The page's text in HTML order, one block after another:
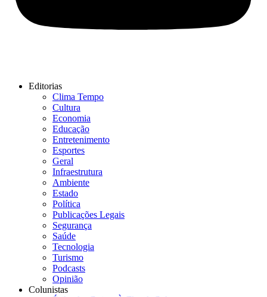
Editorias
Clima Tempo
Cultura
Economia
Educação
Entretenimento
Esportes
Geral
Infraestrutura
Ambiente
Estado
Política
Publicações Legais
Segurança
Saúde
Tecnologia
Turismo
Podcasts
Opinião
Colunistas